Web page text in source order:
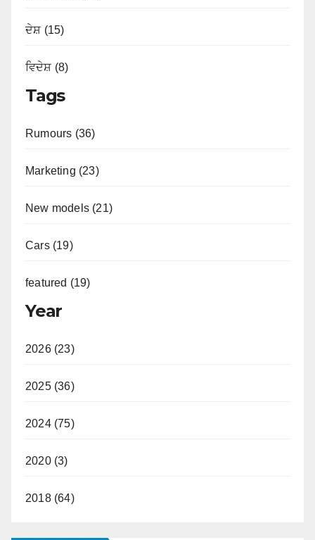
ਦੇਸ਼ (15)
ਵਿਦੇਸ਼ (8)
Tags
Rumours (36)
Marketing (23)
New models (21)
Cars (19)
featured (19)
Year
2026 (23)
2025 (36)
2024 (75)
2020 (3)
2018 (64)